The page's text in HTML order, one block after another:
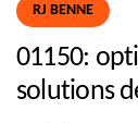
RJ BENNE
01150:
solutions